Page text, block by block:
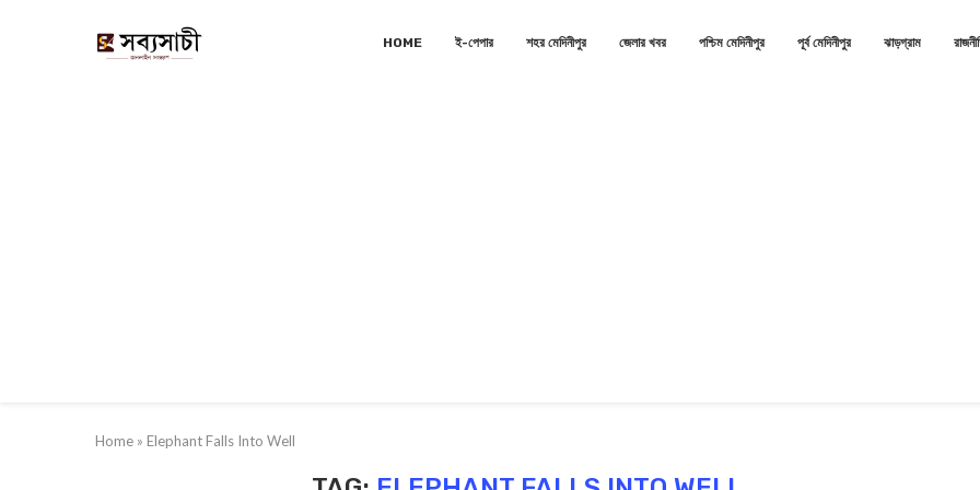
HOME ই-পেপার শহর মেদিনীপুর জেলার খবর পশ্চিম মেদিনীপুর পূর্ব মেদিনীপুর ঝাড়গ্রাম
Home » Elephant Falls Into Well